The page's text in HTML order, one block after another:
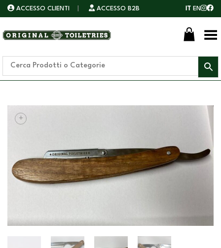
ACCESSO CLIENTI ACCESSO B2B IT EN
Toggle Menu
+